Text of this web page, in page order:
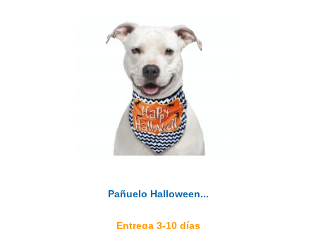
Pañuelo Halloween...
Entrega 3-10 días